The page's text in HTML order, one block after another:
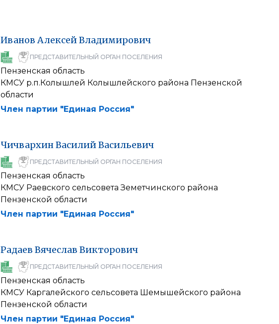
Иванов АлексейВладимирович
ПРЕДСТАВИТЕЛЬНЫЙ ОРГАН ПОСЕЛЕНИЯ
Пензенская область
КМСУ р.п.Колышлей Колышлейского района Пензенской
области
Член партии "Единая Россия"
ЧичвархинВасилийВасильевич
ПРЕДСТАВИТЕЛЬНЫЙ ОРГАН ПОСЕЛЕНИЯ
Пензенская область
КМСУ Раевского сельсовета Земетчинского района
Пензенской области
Член партии "Единая Россия"
Радаев Вячеслав Викторович
ПРЕДСТАВИТЕЛЬНЫЙ ОРГАН ПОСЕЛЕНИЯ
Пензенская область
КМСУ Каргалейского сельсовета Шемышейского района
Пензенской области
Член партии "Единая Россия"